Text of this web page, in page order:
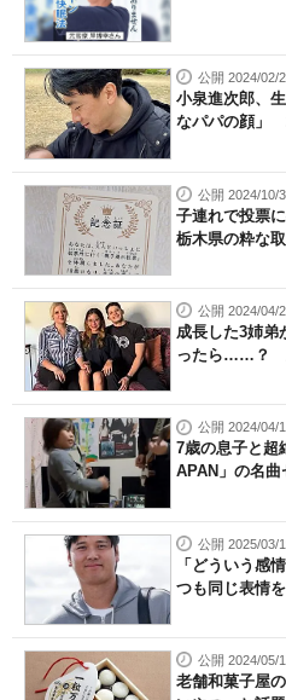
公開 2024/02/
小泉進次郎、
なパパの顔」
公開 2024/10/
子連れで投票
栃木県の粋な
公開 2024/04/
成長した3姉弟
ったら……？
公開 2024/04/
7歳の息子と
APAN」の名
公開 2025/03/
「どういう感
つも同じ表情
公開 2024/05/
老舗和菓子屋